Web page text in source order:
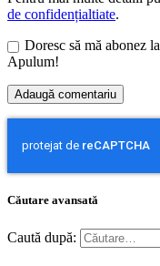
de confidențialtiate.
Doresc să mă abonez
Apulum!
Căutare avansată
Caută după: